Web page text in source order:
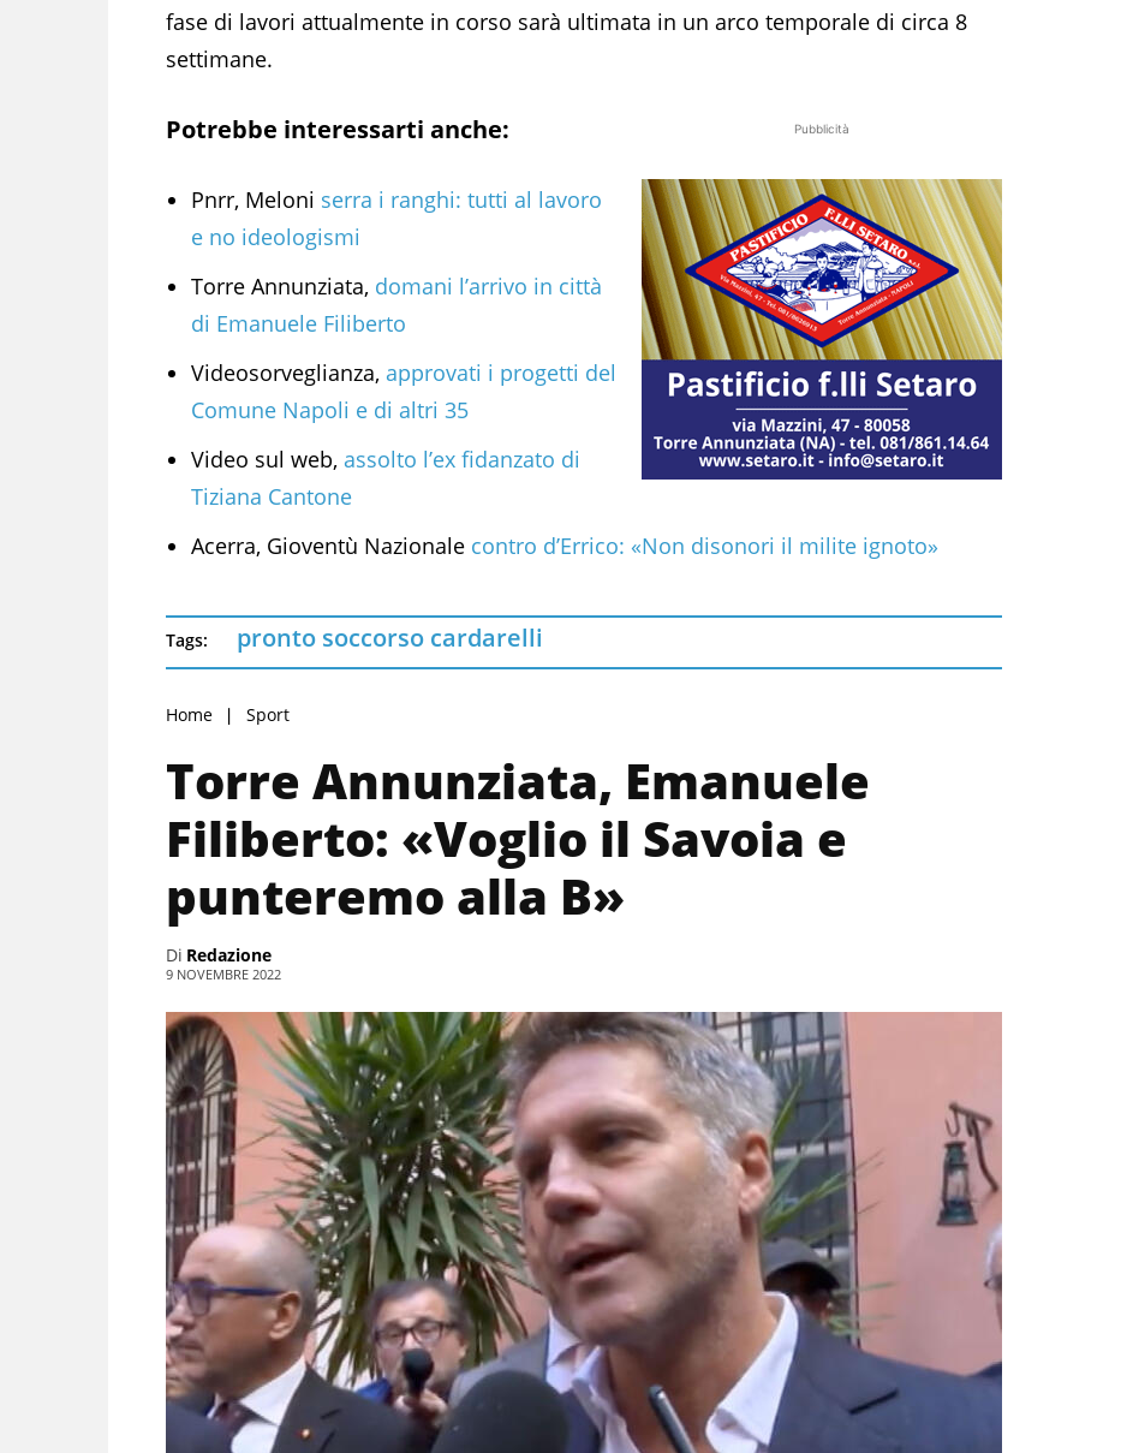
fase di lavori attualmente in corso sarà ultimata in un arco temporale di circa 8
settimane.
Pubblicità
Potrebbe interessarti anche:
Pnrr, Meloni serra i ranghi: tutti al lavoro
e no ideologismi
Torre Annunziata, domani l’arrivo in città
di Emanuele Filiberto
Videosorveglianza, approvati i progetti del
Comune Napoli e di altri 35
Video sul web, assolto l’ex fidanzato di
Tiziana Cantone
Acerra, Gioventù Nazionale contro d’Errico: «Non disonori il milite ignoto»
Tags: pronto soccorso cardarelli
Home Sport
Torre Annunziata, Emanuele
Filiberto: «Voglio il Savoia e
punteremo alla B»
Di Redazione
9 NOVEMBRE 2022